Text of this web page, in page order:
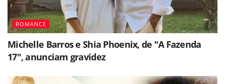
ROMANCE
Michelle Barros e Shia Phoenix, de "A Fazenda
17", anunciam gravidez